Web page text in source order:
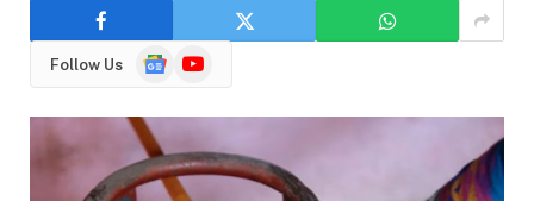
Follow Us
GoogleYouTube